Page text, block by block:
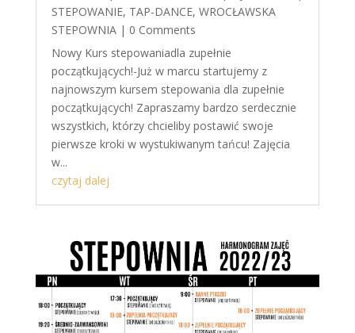
STEPOWANIE, TAP-DANCE, WROCŁAWSKA
STEPOWNIA| 0 Comments
Nowy Kurs stepowaniadla zupełnie
początkujących!-Już w marcu startujemy z
najnowszym kursem stepowania dla zupełnie
początkujących! Zapraszamy bardzo serdecznie
wszystkich, którzy chcieliby postawić swoje
pierwsze kroki w wystukiwanym tańcu! Zajęcia
w...
czytaj dalej